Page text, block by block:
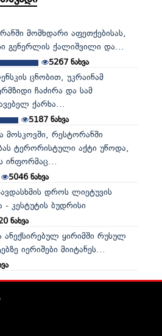
მომხდარი აფეთქებისას,
გენერლის ქალიშვილი და...
5267 ნახვა
ცნობით, უკრაინამ
ჩაძირა და სამ
ქარხა...
5187ნახვა
მოსკოვში, რესტორანში
ტერორისტული აქტი უწოდა,
ინფორმაც...
5046ნახვა
დროს ლიეტუვის
კესტუტის ბუდრისი
ნახვა
ანექსირებულ ყირიმში რუსულ
იერიშები მიიტანეს...